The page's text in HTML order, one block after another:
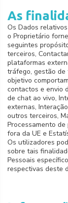
As
Os Dados
o Proprietário
seguintes
terceiros,
plataformas
tráfego, gestão de
objetivo
contactos e envio
de chat ao vivo,
externas,
outros terceiros,
Processamento
fora da UE e
Os utilizadores
sobre tais
Pessoais
respectivas deste